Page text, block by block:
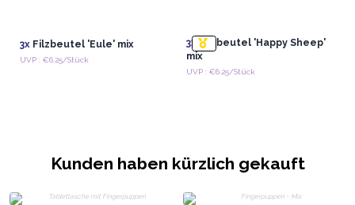
3xFilzbeutel 'Eule' mix
UVP : €6.25/Stück
3x Filzbeutel 'Happy Sheep'
mix
UVP : €6.25/Stück
Kunden haben kürzlich gekauft